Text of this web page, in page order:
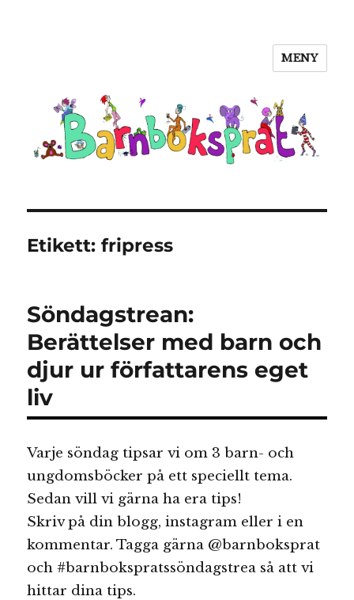
MENY
Etikett:fripress
Söndagstrean:
Berättelser med barn och
djur ur författarens eget
liv
Varje söndag tipsar vi om 3 barn- och
ungdomsböcker på ett speciellt tema.
Sedan vill vi gärna ha era tips!
Skriv på din blogg, instagram eller i en
kommentar. Tagga gärna @barnboksprat
och #barnbokspratssöndagstrea så att vi
hittar dina tips.